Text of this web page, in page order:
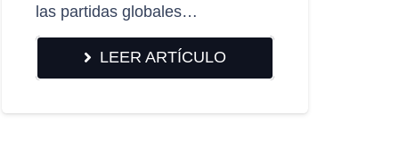
las partidas globales…
LEER ARTÍCULO